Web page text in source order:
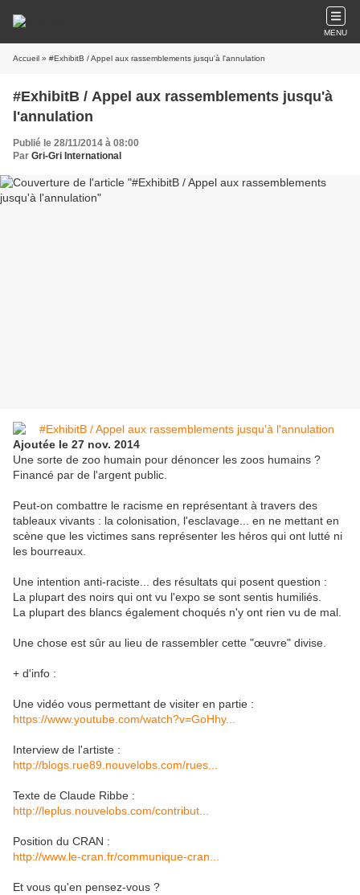
MENU
Accueil » #ExhibitB / Appel aux rassemblements jusqu'à l'annulation
#ExhibitB / Appel aux rassemblements jusqu'à
l'annulation
Publié le 28/11/2014 à 08:00
Par Gri-Gri International
Ajoutée le 27 nov. 2014
Une sorte de zoo humain pour dénoncer les zoos humains ?
Financé par de l'argent public.
Peut-on combattre le racisme en représentant à travers des
tableaux vivants : la colonisation, l'esclavage... en ne mettant en
scène que les victimes sans représenter les héros qui ont lutté ni
les bourreaux.
Une intention anti-raciste... des résultats qui posent question :
La plupart des noirs qui ont vu l'expo se sont sentis humiliés.
La plupart des blancs également choqués n'y ont rien vu de mal.
Une chose est sûr au lieu de rassembler cette "œuvre" divise.
+ d'info :
Une vidéo vous permettant de visiter en partie :
https://www.youtube.com/watch?v=GoHhy...
Interview de l'artiste :
http://blogs.rue89.nouvelobs.com/rues...
Texte de Claude Ribbe :
http://leplus.nouvelobs.com/contribut...
Position du CRAN :
http://www.le-cran.fr/communique-cran...
Et vous qu'en pensez-vous ?